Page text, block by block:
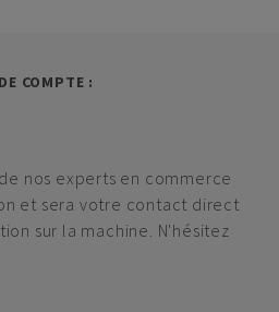
COMPTE :
nos experts en commerce
et sera votre contact direct
sur la machine. N'hésitez